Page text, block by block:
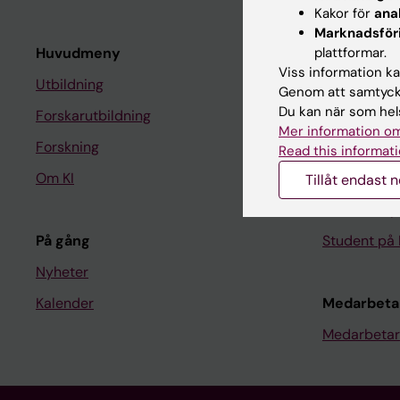
Huvudmeny
Utbildning
Forskarutbildning
Forskning
Om KI
På gång
Nyheter
Kalender
Student
Ladok
Canvas
Schema
Student på
Kakor för
plattformar.
Viss information
Genom att
Du kan när som
Mer information
Read this
Tillåt endast